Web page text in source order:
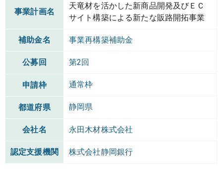
事業計画名
天竜材を活かした新商品開発及びＥＣ
サイト構築による新たな販路開拓事業
補助金名 事業再構築補助金
公募回 第2回
申請枠 通常枠
都道府県 静岡県
会社名 永田木材株式会社
認定支援機関 株式会社静岡銀行